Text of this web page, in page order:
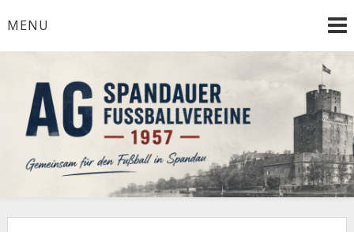
toMENU
AG Spandauer
Fußballvereine 1957
Herzlich Willkommen